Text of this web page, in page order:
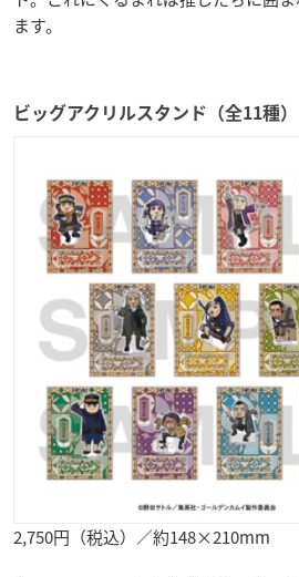
ます。
ビッグアクリルスタンド（全11種）
2,750円（税込）／約148×210mm